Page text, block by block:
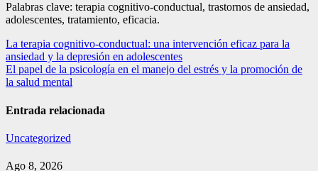
Palabras clave: terapia cognitivo-conductual, trastornos de ansiedad,
adolescentes, tratamiento, eficacia.
Navegación
de
entradas
La terapia cognitivo-conductual: una intervención eficaz para la
ansiedad y la depresión en adolescentes
El papel de la psicología en el manejo del estrés y la promoción de
la salud mental
Entrada relacionada
Uncategorized
Ago 8, 2026